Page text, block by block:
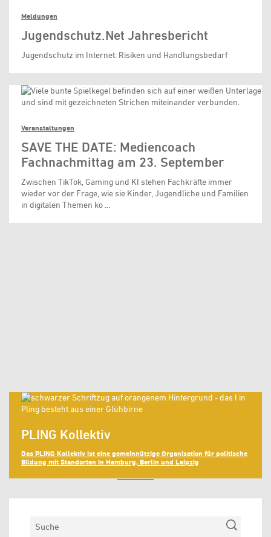
Meldungen
Jugendschutz.Net Jahresbericht
Jugendschutz im Internet: Risiken und Handlungsbedarf
Veranstaltungen
SAVE THE DATE: Mediencoach
Fachnachmittag am 23. September
Zwischen TikTok, Gaming und KI stehen Fachkräfte immer
wieder vor der Frage, wie sie Kinder, Jugendliche und Familien
in digitalen Themen ko …
PLING Kollektiv
Das PLING Kollektiv ist eine gemeinnützige Organisation für politische
Bildung mit Standorten in Hamburg, Berlin und Leipzig
Suchen